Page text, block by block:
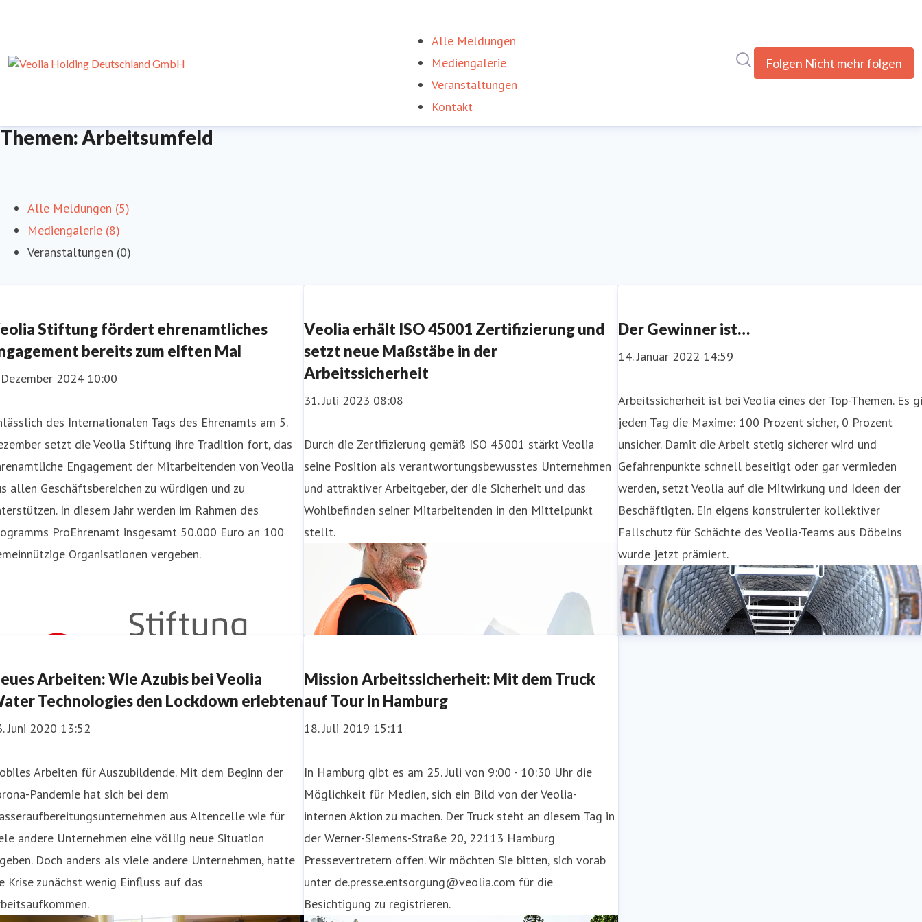
Alle Meldungen
Mediengalerie
Veranstaltungen
Kontakt
Folgen Nicht mehr folgen
Themen: Arbeitsumfeld
Alle Meldungen (5)
Mediengalerie (8)
Veranstaltungen (0)
Stiftung fördert ehrenamtliches
bereits zum elften Mal
2024 10:00
des Internationalen Tags des Ehrenamts am 5.
setzt die Veolia Stiftung ihre Tradition fort, das
Engagement der Mitarbeitenden von Veolia
allen Geschäftsbereichen zu würdigen und zu
In diesem Jahr werden im Rahmen des
ProEhrenamt insgesamt 50.000 Euro an 100
Organisationen vergeben.
Veolia erhält ISO 45001 Zertifizierung und
setzt neue Maßstäbe in der
Arbeitssicherheit
31. Juli 2023 08:08
Durch die Zertifizierung gemäß ISO 45001 stärkt Veolia
seine Position als verantwortungsbewusstes Unternehmen
und attraktiver Arbeitgeber, der die Sicherheit und das
Wohlbefinden seiner Mitarbeitenden in den Mittelpunkt
stellt.
Der Gewinner ist…
14. Januar 2022 14:59
Arbeitssicherheit ist bei Veolia eines der Top-Themen. Es
jeden Tag die Maxime: 100 Prozent sicher, 0 Prozent
unsicher. Damit die Arbeit stetig sicherer wird und
Gefahrenpunkte schnell beseitigt oder gar vermieden
werden, setzt Veolia auf die Mitwirkung und Ideen der
Beschäftigten. Ein eigens konstruierter kollektiver
Fallschutz für Schächte des Veolia-Teams aus Döbelns
wurde jetzt prämiert.
Arbeiten: Wie Azubis bei Veolia
Technologies den Lockdown erlebten
Juni 2020 13:52
Arbeiten für Auszubildende. Mit dem Beginn der
Pandemie hat sich bei dem
aus Altencelle wie für
andere Unternehmen eine völlig neue Situation
Doch anders als viele andere Unternehmen, hatte
Krise zunächst wenig Einfluss auf das
Mission Arbeitssicherheit: Mit dem Truck
auf Tour in Hamburg
18. Juli 2019 15:11
In Hamburg gibt es am 25. Juli von 9:00 - 10:30 Uhr die
Möglichkeit für Medien, sich ein Bild von der Veolia-
internen Aktion zu machen. Der Truck steht an diesem Tag in
der Werner-Siemens-Straße 20, 22113 Hamburg
Pressevertretern offen. Wir möchten Sie bitten, sich vorab
unter de.presse.entsorgung@veolia.com für die
Besichtigung zu registrieren.